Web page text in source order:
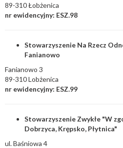
89-310 Łobżenica
nr ewidencyjny: ESZ.98
Stowarzyszenie Na Rzecz
Fanianowo
Fanianowo 3
89-310 Lobżenica
nr ewidencyjny: ESZ.99
Stowarzyszenie Zwykłe "W
Dobrzyca, Krępsko, Płytnica"
ul. Baśniowa 4